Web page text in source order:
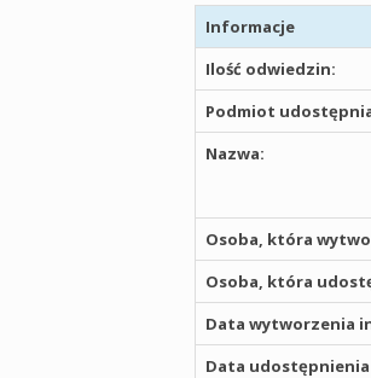
Informacje
Ilość odwiedzin:
Podmiot
Nazwa:
Osoba, która
Osoba, która
Data wytworzenia
Data